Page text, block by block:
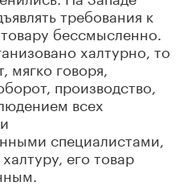
требования к
бессмысленно.
халтурно, то
мягко говоря,
производство,
всех
специалистами,
его товар